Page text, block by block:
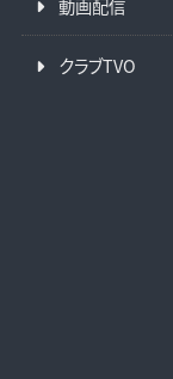
クラブTVO